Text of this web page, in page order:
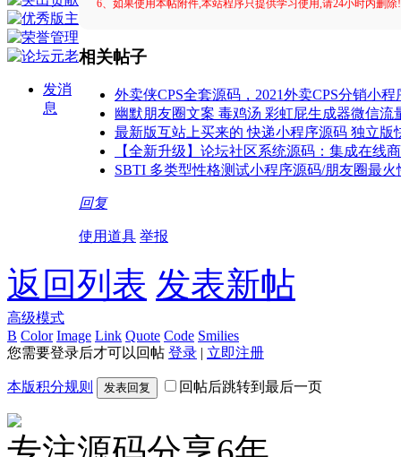
发消
息
6、如果使用本帖附件,本站程序只提供学习使用,请24小时内删
相关帖子
外卖侠CPS全套源码，2021外卖CPS分销小程
幽默朋友圈文案 毒鸡汤 彩虹屁生成器微信流
最新版互站上买来的 快递小程序源码 独立版
【全新升级】论坛社区系统源码：集成在线
SBTI 多类型性格测试小程序源码/朋友圈最火
回复
使用道具 举报
返回列表 发表新帖
高级模式
B Color Image Link Quote Code Smilies
您需要登录后才可以回帖 登录 | 立即注册
本版积分规则 发表回复 回帖后跳转到最后一页